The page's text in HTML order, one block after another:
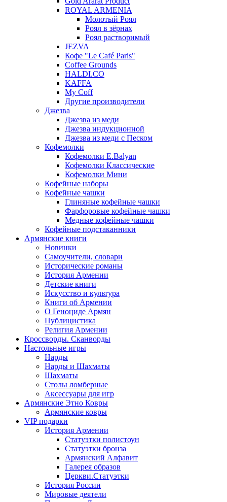
ROYAL ARMENIA
Молотый Роял
Роял в зёрнах
Роял растворимый
JEZVA
Кофе "Le Café Paris"
Coffee Grounds
HALDI.CO
KAFFA
My Coff
Другие производители
Джезва
Джезва из меди
Джезва индукционной
Джезва из меди с Песком
Кофемолки
Кофемолки E.Balyan
Кофемолки Классические
Кофемолки Мини
Кофейные наборы
Кофейные чашки
Глиняные кофейные чашки
Фарфоровые кофейные чашки
Медные кофейные чашки
Кофейные подстаканники
Армянские книги
Новинки
Самоучители, словари
Исторические романы
История Армении
Детские книги
Иcкусство и культура
Книги об Армении
О Геноциде Армян
Публицистика
Религия Армении
Кроссворды. Сканворды
Настольные игры
Нарды
Нарды и Шахматы
Шахматы
Столы ломберные
Аксессуары для игр
Армянские Этно Ковры
Армянские ковры
VIP подарки
История Армении
Статуэтки полистоун
Статуэтки бронза
Армянский Алфавит
Галерея образов
Церкви.Статуэтки
История России
Мировые деятели